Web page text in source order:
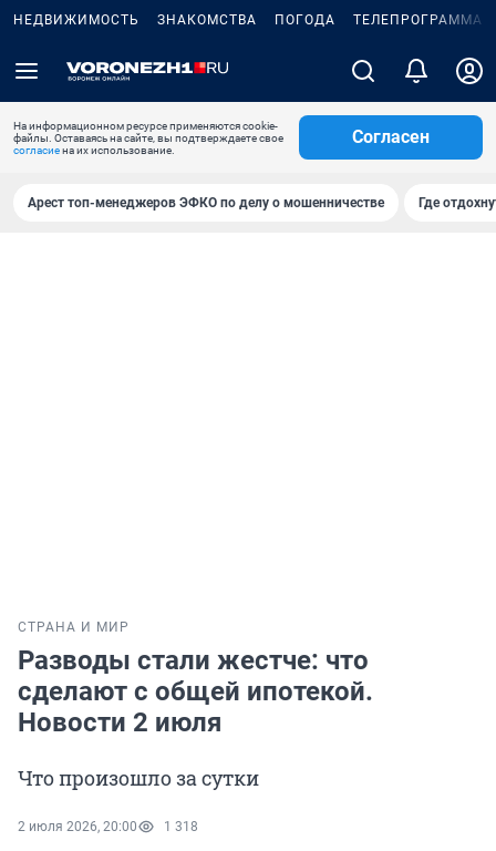
НЕДВИЖИМОСТЬ ЗНАКОМСТВА ПОГОДА ТЕЛЕПРОГРАММА
На информационном ресурсе применяются cookie-
файлы. Оставаясь на сайте, вы подтверждаете свое
согласиена их использование.
Согласен
Арест топ-менеджеров ЭФКО по делу о мошенничестве Где
СТРАНА И МИР
Разводы стали жестче: что
сделают с общей ипотекой.
Новости 2 июля
Что произошло за сутки
2 июля 2026, 20:00 1 318